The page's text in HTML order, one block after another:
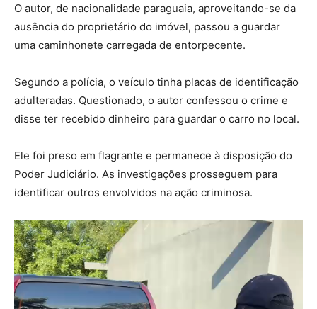
O autor, de nacionalidade paraguaia, aproveitando-se da
ausência do proprietário do imóvel, passou a guardar
uma caminhonete carregada de entorpecente.
Segundo a polícia, o veículo tinha placas de identificação
adulteradas. Questionado, o autor confessou o crime e
disse ter recebido dinheiro para guardar o carro no local.
Ele foi preso em flagrante e permanece à disposição do
Poder Judiciário. As investigações prosseguem para
identificar outros envolvidos na ação criminosa.